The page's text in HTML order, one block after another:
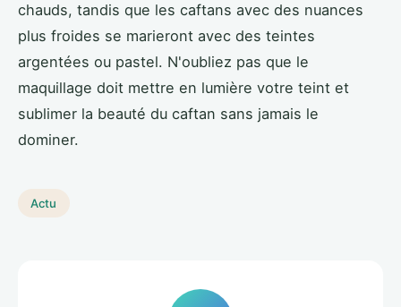
chauds, tandis que les caftans avec des nuances
plus froides se marieront avec des teintes
argentées ou pastel. N'oubliez pas que le
maquillage doit mettre en lumière votre teint et
sublimer la beauté du caftan sans jamais le
dominer.
Actu